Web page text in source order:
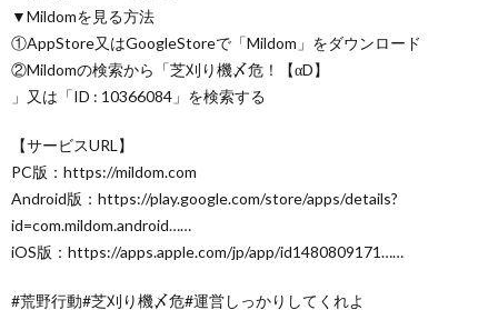
▼Mildomを見る方法
①AppStore又はGoogleStoreで「Mildom」をダウンロード
②Mildomの検索から「芝刈り機〆危！【αD】
」又は「ID : 10366084」を検索する
【サービスURL】
PC版：https://mildom.com
Android版：https://play.google.com/store/apps/details?
id=com.mildom.android……
iOS版：https://apps.apple.com/jp/app/id1480809171……
#荒野行動#芝刈り機〆危#運営しっかりしてくれよ